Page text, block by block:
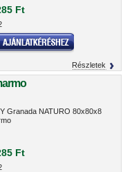
Ft
Részletek
Granada NATURO 80x80x8
Ft